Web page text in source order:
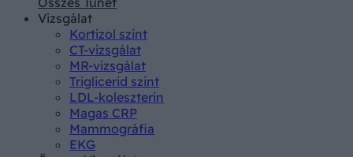
Vizsgálat
Kortizol szint
CT-vizsgálat
MR-vizsgálat
Triglicerid szint
LDL-koleszterin
Magas CRP
Mammográfia
EKG